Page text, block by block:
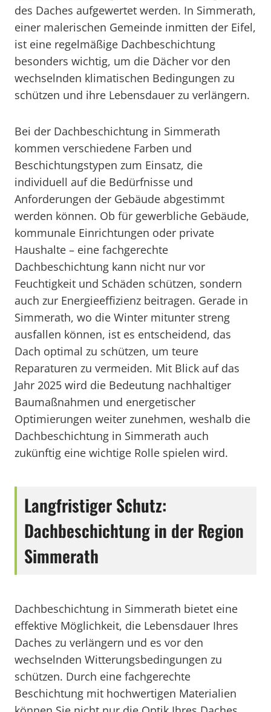
des Daches aufgewertet werden. In Simmerath,
einer malerischen Gemeinde inmitten der Eifel,
ist eine regelmäßige Dachbeschichtung
besonders wichtig, um die Dächer vor den
wechselnden klimatischen Bedingungen zu
schützen und ihre Lebensdauer zu verlängern.
Bei der Dachbeschichtung in Simmerath
kommen verschiedene Farben und
Beschichtungstypen zum Einsatz, die
individuell auf die Bedürfnisse und
Anforderungen der Gebäude abgestimmt
werden können. Ob für gewerbliche Gebäude,
kommunale Einrichtungen oder private
Haushalte – eine fachgerechte
Dachbeschichtung kann nicht nur vor
Feuchtigkeit und Schäden schützen, sondern
auch zur Energieeffizienz beitragen. Gerade in
Simmerath, wo die Winter mitunter streng
ausfallen können, ist es entscheidend, das
Dach optimal zu schützen, um teure
Reparaturen zu vermeiden. Mit Blick auf das
Jahr 2025 wird die Bedeutung nachhaltiger
Baumaßnahmen und energetischer
Optimierungen weiter zunehmen, weshalb die
Dachbeschichtung in Simmerath auch
zukünftig eine wichtige Rolle spielen wird.
Langfristiger Schutz:
Dachbeschichtung in der Region
Simmerath
Dachbeschichtung in Simmerath bietet eine
effektive Möglichkeit, die Lebensdauer Ihres
Daches zu verlängern und es vor den
wechselnden Witterungsbedingungen zu
schützen. Durch eine fachgerechte
Beschichtung mit hochwertigen Materialien